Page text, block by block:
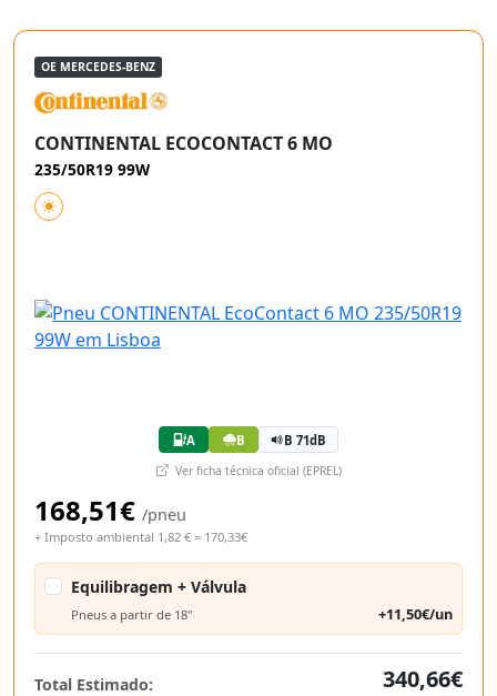
OE MERCEDES-BENZ
CONTINENTAL ECOCONTACT 6 MO
235/50R19 99W
A B B 71dB
Ver ficha técnica oficial (EPREL)
168,51€ /pneu
+ Imposto ambiental 1,82 € = 170,33€
Equilibragem + Válvula
Pneus a partir de 18" +11,50€/un
Total Estimado:
340,66€